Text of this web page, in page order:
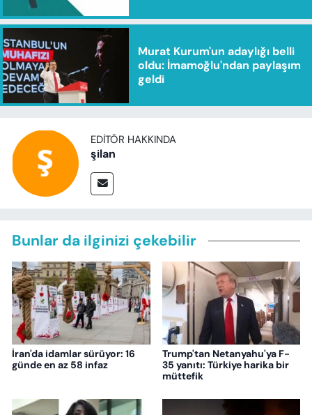
Murat Kurum'un adaylığı belli
oldu: İmamoğlu'ndan paylaşım
geldi
EDITÖR HAKKINDA
şilan
Bunlar da ilginizi çekebilir
İran'da idamlar sürüyor: 16
günde en az 58 infaz
Trump'tan Netanyahu'ya F-
35 yanıtı: Türkiye harika bir
müttefik